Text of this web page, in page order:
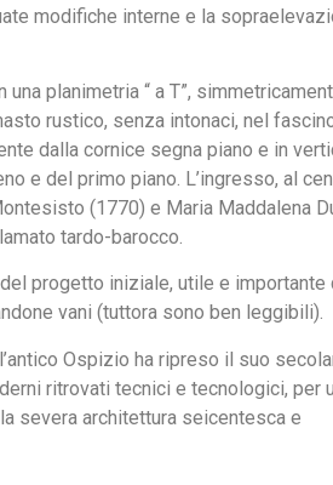
modifiche interne e la
planimetria “ a T”,
rustico, senza intonaci, nel
dalla cornice segna piano e in
e del primo piano. L’ingresso, al
(1770) e Maria Maddalena
tardo-barocco.
progetto iniziale, utile e importante
vani (tuttora sono ben leggibili).
Ospizio ha ripreso il suo
ritrovati tecnici e tecnologici, per
severa architettura seicentesca e